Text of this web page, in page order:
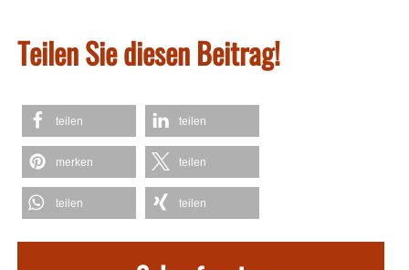
Teilen Sie diesen Beitrag!
teilen teilen
merken teilen
teilen teilen